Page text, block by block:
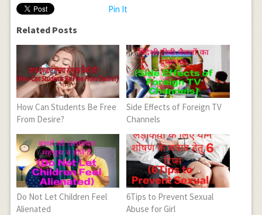
Pin It
Related Posts
How Can Students Be Free
From Desire?
Side Effects of Foreign TV
Channels
Do Not Let Children Feel
Alienated
6Tips to Prevent Sexual
Abuse for Girl